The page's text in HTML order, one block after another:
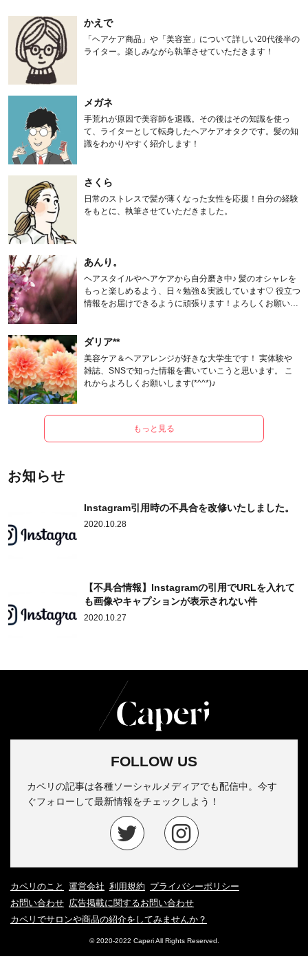
かえで
「ヘアケア商品」や「美容室」について詳しい20代後半の
ライター。楽しみながら執筆させていただきます！
メガネ
手荒れが原因で美容師を退職。その後はその知識を使っ
て、ライターとして転身したヘアケアオタクです。髪の知
識をわかりやすく紹介します！
さくら
日常のストレスで髪が薄くなった女性を応援！自分の経験
をもとに、執筆させていただきました。
あんり。
ヘアスタイルやヘアケアから自分磨き中♪ 髪のオシャレを
もっと楽しめるよう、日々勉強＆実践しています♡ 役立つ
情報をお届けできるように頑張ります！よろしくお願いし
ダリア**
美容ケア＆ヘアアレンジが好きな大学生です！ 実体験や
雑誌、SNSで知った情報を書いていこうと思います。 こ
れからよろしくお願いします(*^^*)♪
もっと見る
お知らせ
Instagram引用時の不具合を改修いたしました。
2020.10.28
【不具合情報】Instagramの引用でURLを入れて
も画像やキャプションが表示されない件
2020.10.27
FOLLOW US
カペリの記事は各種ソーシャルメディアでも配信中。今す
ぐフォローして最新情報をチェックしよう！
カペリのこと 運営会社 利用規約 プライバシーポリシー
お問い合わせ 広告掲載に関するお問い合わせ
カペリでサロンや商品の紹介をしてみませんか？
© 2020-2022 Caperi All Rights Reserved.